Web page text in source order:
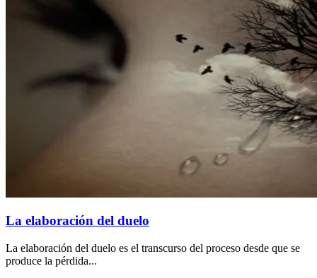
La elaboración del duelo
La elaboración del duelo es el transcurso del proceso desde que se
produce la pérdida...